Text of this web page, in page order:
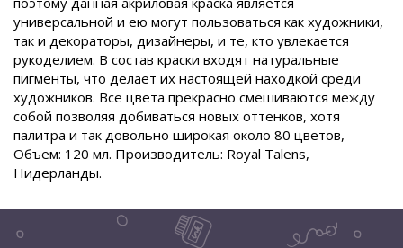
универсальной и ею могут пользоваться как художники,
так и декораторы, дизайнеры, и те, кто увлекается
рукоделием. В состав краски входят натуральные
пигменты, что делает их настоящей находкой среди
художников. Все цвета прекрасно смешиваются между
собой позволяя добиваться новых оттенков, хотя
палитра и так довольно широкая около 80 цветов,
Объем: 120 мл. Производитель: Royal Talens,
Нидерланды.